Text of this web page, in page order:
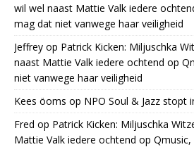
wil wel naast Mattie Valk iedere
mag dat niet vanwege haar veiligheid
Jeffrey op Patrick Kicken: Miljuschka
naast Mattie Valk iedere ochtend op
niet vanwege haar veiligheid
Kees öoms op NPO Soul & Jazz stopt
Fred op Patrick Kicken: Miljuschka
Mattie Valk iedere ochtend op